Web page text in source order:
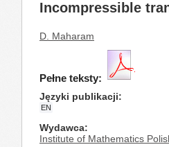
Incompressible
D. Maharam
Pełne teksty:
Języki publikacji
EN
Wydawca
Institute of Mathematics